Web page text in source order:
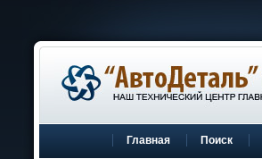
Главная Поиск